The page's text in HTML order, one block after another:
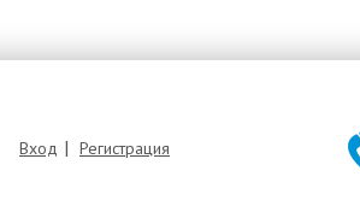
Вход | Регистрация